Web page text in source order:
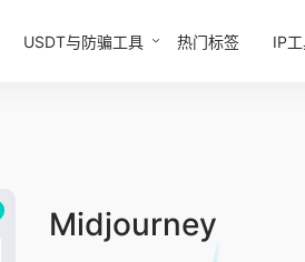
USDT与防骗工具 热门标签 IP
Midjourney